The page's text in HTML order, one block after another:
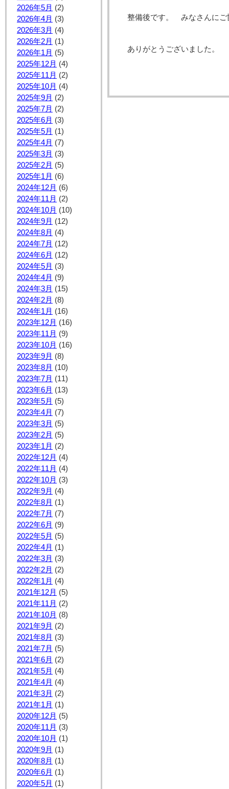
2026年5月 (2)
2026年4月 (3)
2026年3月 (4)
2026年2月 (1)
2026年1月 (5)
2025年12月 (4)
2025年11月 (2)
2025年10月 (4)
2025年9月 (2)
2025年7月 (2)
2025年6月 (3)
2025年5月 (1)
2025年4月 (7)
2025年3月 (3)
2025年2月 (5)
2025年1月 (6)
2024年12月 (6)
2024年11月 (2)
2024年10月 (10)
2024年9月 (12)
2024年8月 (4)
2024年7月 (12)
2024年6月 (12)
2024年5月 (3)
2024年4月 (9)
2024年3月 (15)
2024年2月 (8)
2024年1月 (16)
2023年12月 (16)
2023年11月 (9)
2023年10月 (16)
2023年9月 (8)
2023年8月 (10)
2023年7月 (11)
2023年6月 (13)
2023年5月 (5)
2023年4月 (7)
2023年3月 (5)
2023年2月 (5)
2023年1月 (2)
2022年12月 (4)
2022年11月 (4)
2022年10月 (3)
2022年9月 (4)
2022年8月 (1)
2022年7月 (7)
2022年6月 (9)
2022年5月 (5)
2022年4月 (1)
2022年3月 (3)
2022年2月 (2)
2022年1月 (4)
2021年12月 (5)
2021年11月 (2)
2021年10月 (8)
2021年9月 (2)
2021年8月 (3)
2021年7月 (5)
2021年6月 (2)
2021年5月 (4)
2021年4月 (4)
2021年3月 (2)
2021年1月 (1)
2020年12月 (5)
2020年11月 (3)
2020年10月 (1)
2020年9月 (1)
2020年8月 (1)
2020年6月 (1)
2020年5月 (1)
整備後です。 みなさんにご
ありがとうございました。